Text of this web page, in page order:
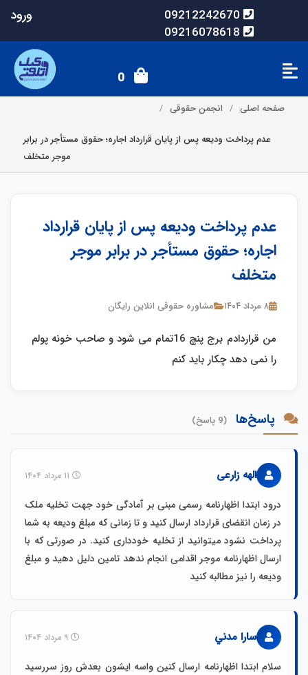
09212242670
09216078618
ورود
0
صفحه اصلی انجمن حقوقی
عدم پرداخت ودیعه پس از پایان قرارداد اجاره؛ حقوق مستأجر در برابر
موجر متخلف
عدم پرداخت ودیعه پس از پایان قرارداد
اجاره؛ حقوق مستأجر در برابر موجر
متخلف
۸ مرداد ۱۴۰۴ مشاوره حقوقی انلاین رایگان
من قراردادم برج پنچ 16تمام می شود و صاحب خونه پولم
را نمی دهد چکار باید کنم
پاسخ‌ها (9 پاسخ)
الهه زارعی
درود ابتدا اظهارنامه رسمی مبنی بر آمادگی خود جهت تخلیه ملک
در زمان انقضای قرارداد ارسال کنید و تا زمانی که مبلغ ودیعه به شما
پرداخت نشود میتوانید از تخلیه خودداری کنید. در صورتی که با
ارسال اظهارنامه موجر اقدامی انجام ندهد تامین دلیل دهید و مبلغ
ودیعه را نیز مطالبه کنید
سارا مدني
سلام ابتدا اظهارنامه ارسال کنین واسه ایشون بعدش روز سررسید